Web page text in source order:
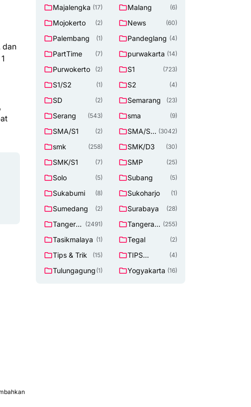
dan
Majalengka (17) Malang (6)
Mojokerto (2) News (60)
Palembang (1) Pandeglang (4)
PartTime (7) purwakarta (14)
Purwokerto (2) S1 (723)
S1/S2 (1) S2 (4)
SD (2) Semarang (23)
Serang (543) sma (9)
SMA/S1 (2)
SMA/SM (3042)
smk (258) SMK/D3 (30)
SMK/S1 (7) SMP (25)
Solo (5) Subang (5)
Sukabumi (8) Sukoharjo (1)
Sumedang (2) Surabaya (28)
Tangeran (2491)
Tangerang (255)
Tasikmalaya (1) Tegal (2)
Tips & Trik (15)
TIPS
Kerja
(4)
Tulungagung (1) Yogyakarta (16)